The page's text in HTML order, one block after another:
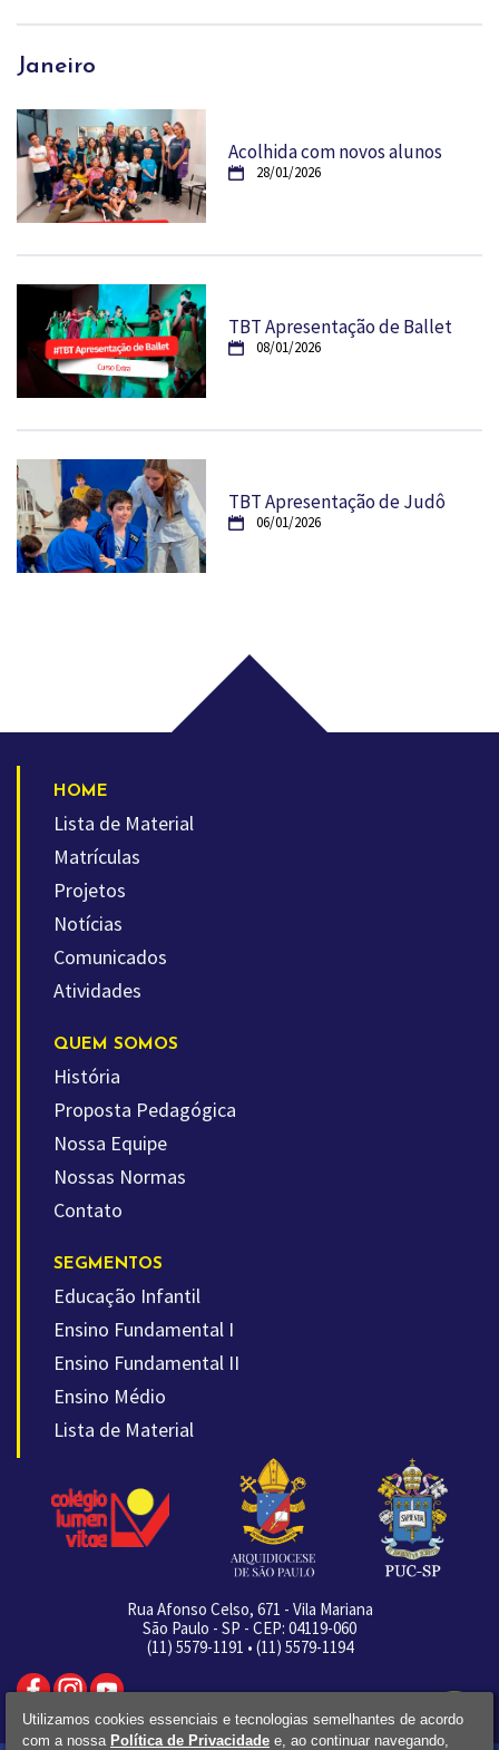
Janeiro
Acolhida com novos alunos
28/01/2026
TBT Apresentação de Ballet
08/01/2026
TBT Apresentação de Judô
06/01/2026
HOME
Lista de Material
Matrículas
Projetos
Notícias
Comunicados
Atividades
QUEM SOMOS
História
Proposta Pedagógica
Nossa Equipe
Nossas Normas
Contato
SEGMENTOS
Educação Infantil
Ensino Fundamental I
Ensino Fundamental II
Ensino Médio
Lista de Material
Rua Afonso Celso, 671 - Vila Mariana
São Paulo - SP - CEP: 04119-060
(11) 5579-1191 • (11) 5579-1194
Utilizamos cookies essenciais e tecnologias semelhantes de acordo
com a nossa Política de Privacidade e, ao continuar navegando,